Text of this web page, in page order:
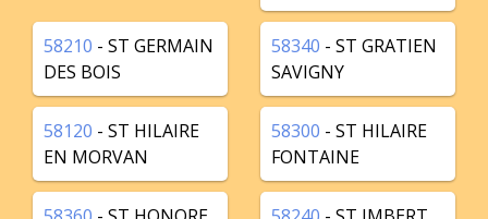
58210 - ST GERMAIN
DES BOIS
58340 - ST GRATIEN
SAVIGNY
58120 - ST HILAIRE
EN MORVAN
58300 - ST HILAIRE
FONTAINE